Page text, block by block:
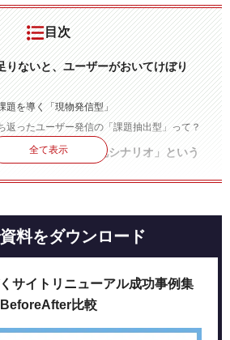
目次
りないと、ユーザーがおいてけぼり
題を導く「現物発信型」
返ったユーザー発信の「課題抽出型」って？
すめなのが「構造化シナリオ」という
全て表示
料をダウンロード
サイトリニューアル成功事例集
BeforeAfter比較